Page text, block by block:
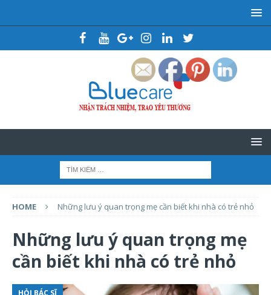
HOME Những lưu ý quan trọng mẹ cần biết khi nhà có trẻ nhỏ
Những lưu ý quan trọng mẹ
cần biết khi nhà có trẻ nhỏ
HỎI BÁC SĨ